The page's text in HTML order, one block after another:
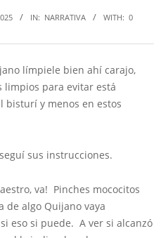
IN: NARRATIVA WITH: 0
límpiele bien ahí carajo,
limpios para evitar está
bisturí y menos en estos
sus instrucciones.
va! Pinches mococitos
de algo Quijano vaya
eso si puede. A ver si alcanzó